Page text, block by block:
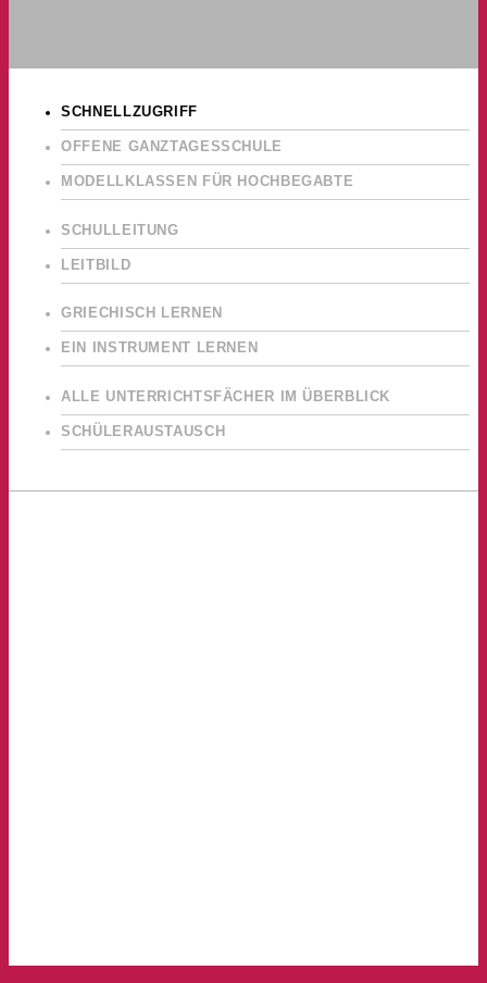
SCHNELLZUGRIFF
OFFENE GANZTAGESSCHULE
MODELLKLASSEN FÜR HOCHBEGABTE
SCHULLEITUNG
LEITBILD
GRIECHISCH LERNEN
EIN INSTRUMENT LERNEN
ALLE UNTERRICHTSFÄCHER IM ÜBERBLICK
SCHÜLERAUSTAUSCH